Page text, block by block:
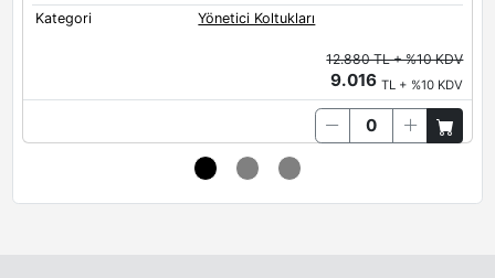
Kategori
Yönetici Koltukları
12.880 TL + %10 KDV
9.016TL + %10 KDV